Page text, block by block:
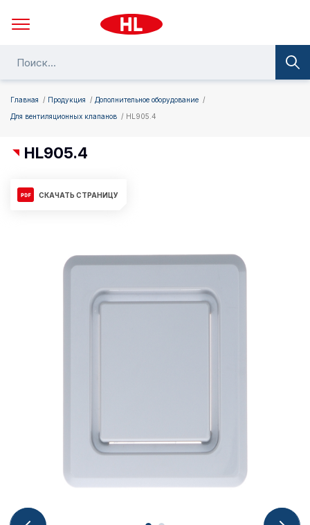
Главная Продукция
Дополнительное оборудование
Для вентиляционных клапанов
HL905.4
HL905.4
СКАЧАТЬ СТРАНИЦУ